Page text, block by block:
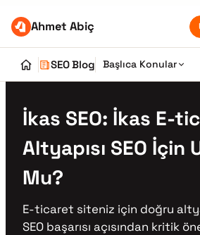
Ahmet Abiç
SEO Blog Başlıca Konular
İkas SEO: İkas E-
Altyapısı SEO İçin
Mu?
E-ticaret siteniz için doğru
SEO başarısı açısından kritik